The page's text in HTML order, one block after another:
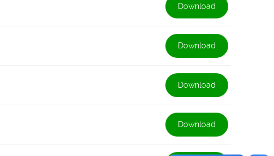
Download
Download
Download
Download